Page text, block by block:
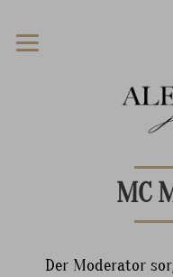
MC
Der Moderator